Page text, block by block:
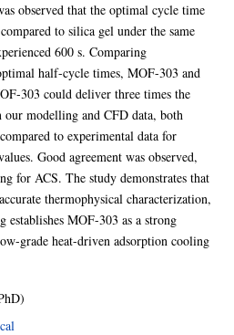
observed that the optimal cycle time
to silica gel under the same
600 s. Comparing
half-cycle times, MOF-303 and
303 could deliver three times the
our modelling and CFD data, both
to experimental data for
Good agreement was observed,
for ACS. The study demonstrates that
thermophysical characterization,
establishes MOF-303 as a strong
grade heat-driven adsorption cooling